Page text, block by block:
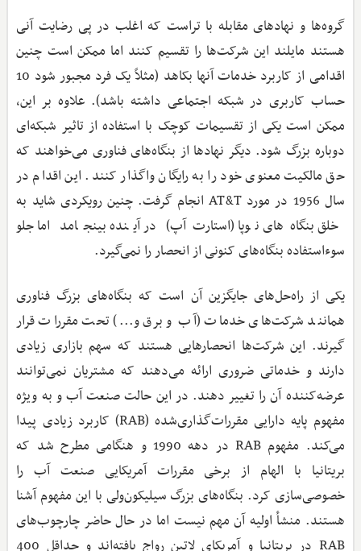
گروه‌ها و نهادهای مقابله با تراست که اغلب در پی رضایت آنی
هستند مایلند این شرکت‌ها را تقسیم کنند اما ممکن است چنین
اقدامی از کاربرد خدمات آنها بکاهد (مثلاً یک فرد مجبور شود 10
حساب کاربری در شبکه اجتماعی داشته باشد). علاوه بر این،
ممکن است یکی از تقسیمات کوچک با استفاده از تاثیر شبکه‌ای
دوباره بزرگ شود. دیگر نهادها از بنگاه‌های فناوری می‌خواهند که
حق مالکیت معنوی خود را به رایگان واگذار کنند. این اقدام در
سال 1956 در مورد AT&T انجام گرفت. چنین رویکردی شاید به
خلق بنگاه‌های نوپا (استارت‌آپ) در آینده بینجامد اما جلو
سوءاستفاده بنگاه‌های کنونی از انحصار را نمی‌گیرد.
یکی از راه‌حل‌های جایگزین آن است که بنگاه‌های بزرگ فناوری
همانند شرکت‌های خدمات (آب و برق و...) تحت مقررات قرار
گیرند. این شرکت‌ها انحصارهایی هستند که سهم بازاری زیادی
دارند و خدماتی ضروری ارائه می‌دهند که مشتریان نمی‌توانند
عرضه‌کننده آن را تغییر دهند. در این حالت صنعت آب و به ویژه
مفهوم پایه دارایی مقررات‌گذاری‌شده (RAB) کاربرد زیادی پیدا
می‌کند. مفهوم RAB در دهه 1990 و هنگامی مطرح شد که
بریتانیا با الهام از برخی مقررات آمریکایی صنعت آب را
خصوصی‌سازی کرد. بنگاه‌های بزرگ سیلیکون‌ولی با این مفهوم آشنا
هستند. منشأ اولیه آن مهم نیست اما در حال حاضر چارچوب‌های
RAB در بریتانیا و آمریکای لاتین رواج یافته‌اند و حداقل 400